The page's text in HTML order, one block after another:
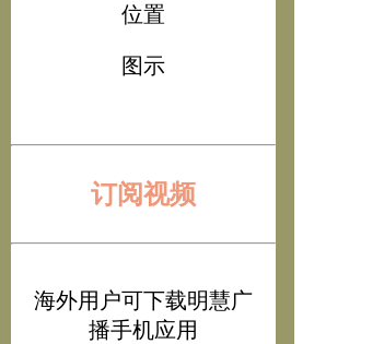
位置
图示
订阅视频
海外用户可下载明慧广
播手机应用